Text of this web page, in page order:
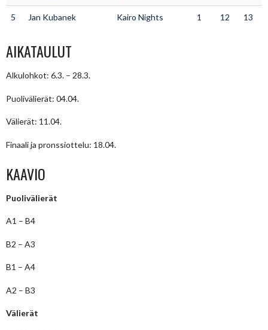
5 Jan Kubanek Kairo Nights 1 12 13
AIKATAULUT
Alkulohkot: 6.3. – 28.3.
Puolivälierät: 04.04.
Välierät: 11.04.
Finaali ja pronssiottelu: 18.04.
KAAVIO
Puolivälierät
A1 – B4
B2 – A3
B1 – A4
A2 – B3
Välierät